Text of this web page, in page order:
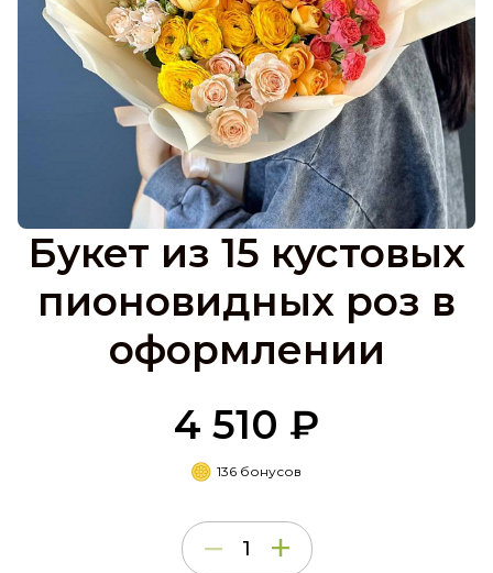
Букет из 15 кустовых
пионовидных роз в
оформлении
4 510 ₽
136 бонусов